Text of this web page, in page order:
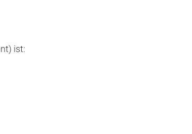
ist: